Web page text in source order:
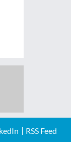
RSS Feed